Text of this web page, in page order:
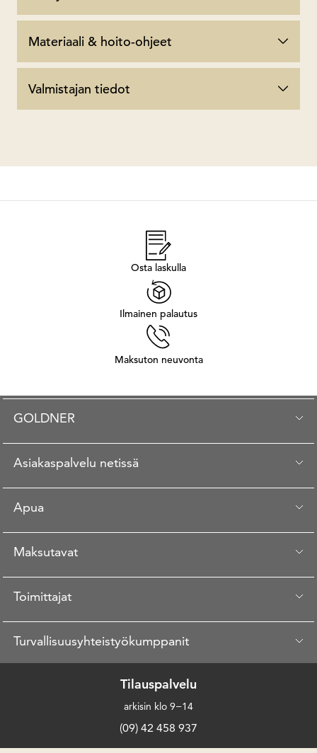
Materiaali & hoito-ohjeet
Valmistajan tiedot
Osta laskulla
Ilmainen palautus
Maksuton neuvonta
GOLDNER
Asiakaspalvelu netissä
Apua
Maksutavat
Toimittajat
Turvallisuusyhteistyökumppanit
Tilauspalvelu
arkisin klo 9−14
(09) 42 458 937